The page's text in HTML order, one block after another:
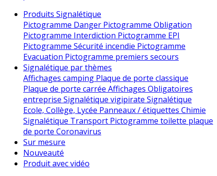
Produits Signalétique
Pictogramme Danger Pictogramme Obligation
Pictogramme Interdiction Pictogramme EPI
Pictogramme Sécurité incendie Pictogramme
Evacuation Pictogramme premiers secours
Signalétique par thèmes
Affichages camping Plaque de porte classique
Plaque de porte carrée Affichages Obligatoires
entreprise Signalétique vigipirate Signalétique
Ecole, Collège, Lycée Panneaux / étiquettes Chimie
Signalétique Transport Pictogramme toilette plaque
de porte Coronavirus
Sur mesure
Nouveauté
Produit avec vidéo